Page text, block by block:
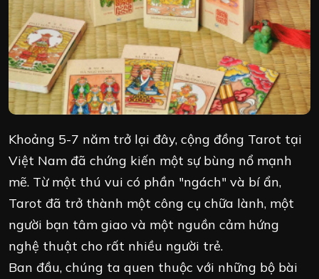
Khoảng 5-7 năm trở lại đây, cộng đồng Tarot tại
Việt Nam đã chứng kiến một sự bùng nổ mạnh
mẽ. Từ một thú vui có phần "ngách" và bí ẩn,
Tarot đã trở thành một công cụ chữa lành, một
người bạn tâm giao và một nguồn cảm hứng
nghệ thuật cho rất nhiều người trẻ.
Ban đầu, chúng ta quen thuộc với những bộ bài